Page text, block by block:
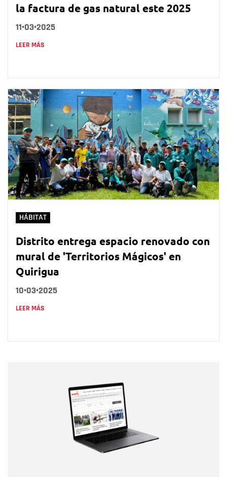
la factura de gas natural este 2025
11•03•2025
LEER MÁS
HÁBITAT
Distrito entrega espacio renovado con
mural de 'Territorios Mágicos' en
Quirigua
10•03•2025
LEER MÁS
Correo electrónico
Tipo de comentario